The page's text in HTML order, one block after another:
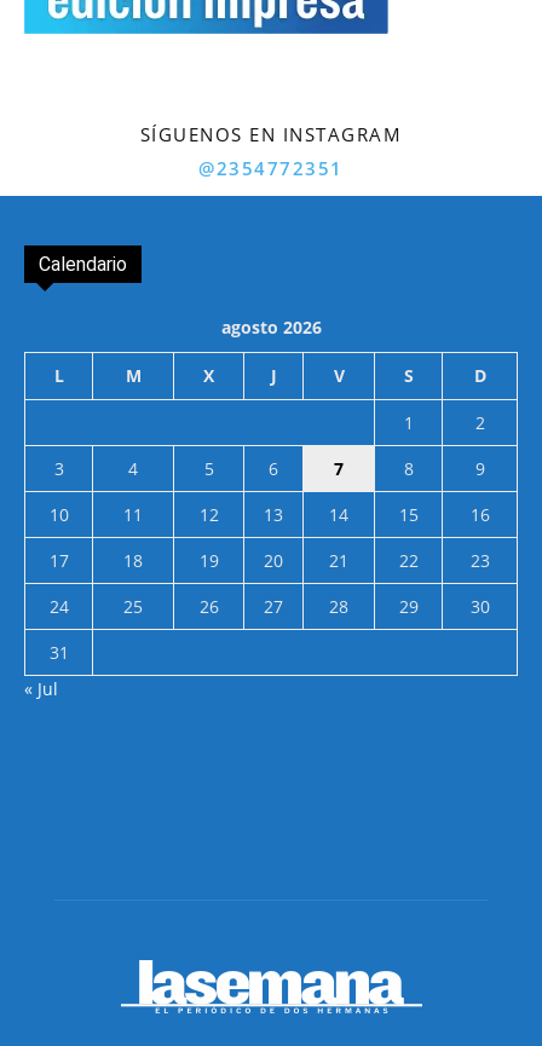
SÍGUENOS EN INSTAGRAM
@2354772351
Calendario
agosto 2026
L M X J V S D
1
2
3
4 5 6 7 8
9
10
11 12 13 14 15
16
17
18 19 20 21 22
23
24
25 26 27 28 29
30
31
« Jul